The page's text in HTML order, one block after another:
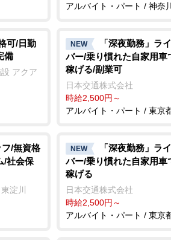
アルバイト・パート / 神奈
可/日勤
備
アクア
NEW
「深夜勤務」ラ
バー/乗り慣れた自家用車
稼げる/副業可
日本交通株式会社
時給2,500円～
アルバイト・パート / 東京
フ/無資格
/社会保
淀川
NEW
「深夜勤務」ラ
バー/乗り慣れた自家用車
稼げる
日本交通株式会社
時給2,500円～
アルバイト・パート / 東京